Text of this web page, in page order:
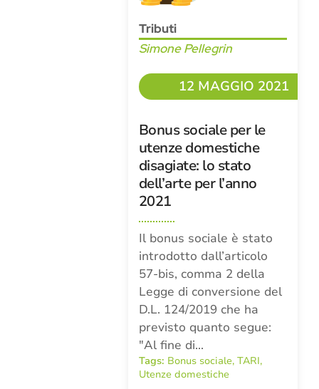
Tributi
Simone Pellegrin
12 MAGGIO 2021
Bonus sociale per le
utenze domestiche
disagiate: lo stato
dell’arte per l’anno
2021
Il bonus sociale è stato
introdotto dall’articolo
57-bis, comma 2 della
Legge di conversione del
D.L. 124/2019 che ha
previsto quanto segue:
"Al fine di…
Tags: Bonus sociale, TARI,
Utenze domestiche